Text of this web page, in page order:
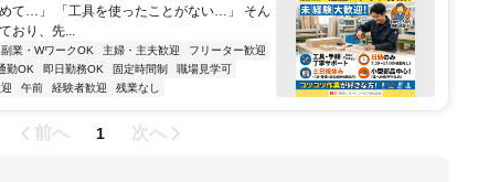
て…」 「工具を使ったことがない…」 そん
おり、先...
副業・WワークOK 主婦・主夫歓迎
フリーター歓迎
勤OK 即日勤務OK 固定時間制
職場見学可
午前 経験者歓迎 残業なし
前へ 1 次へ